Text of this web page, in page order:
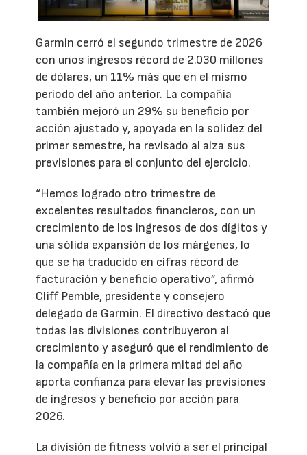
Garmin cerró el segundo trimestre de 2026
con unos ingresos récord de 2.030 millones
de dólares, un 11% más que en el mismo
periodo del año anterior. La compañía
también mejoró un 29% su beneficio por
acción ajustado y, apoyada en la solidez del
primer semestre, ha revisado al alza sus
previsiones para el conjunto del ejercicio.
“Hemos logrado otro trimestre de
excelentes resultados financieros, con un
crecimiento de los ingresos de dos dígitos y
una sólida expansión de los márgenes, lo
que se ha traducido en cifras récord de
facturación y beneficio operativo”, afirmó
Cliff Pemble, presidente y consejero
delegado de Garmin. El directivo destacó que
todas las divisiones contribuyeron al
crecimiento y aseguró que el rendimiento de
la compañía en la primera mitad del año
aporta confianza para elevar las previsiones
de ingresos y beneficio por acción para
2026.
La división de fitness volvió a ser el principal